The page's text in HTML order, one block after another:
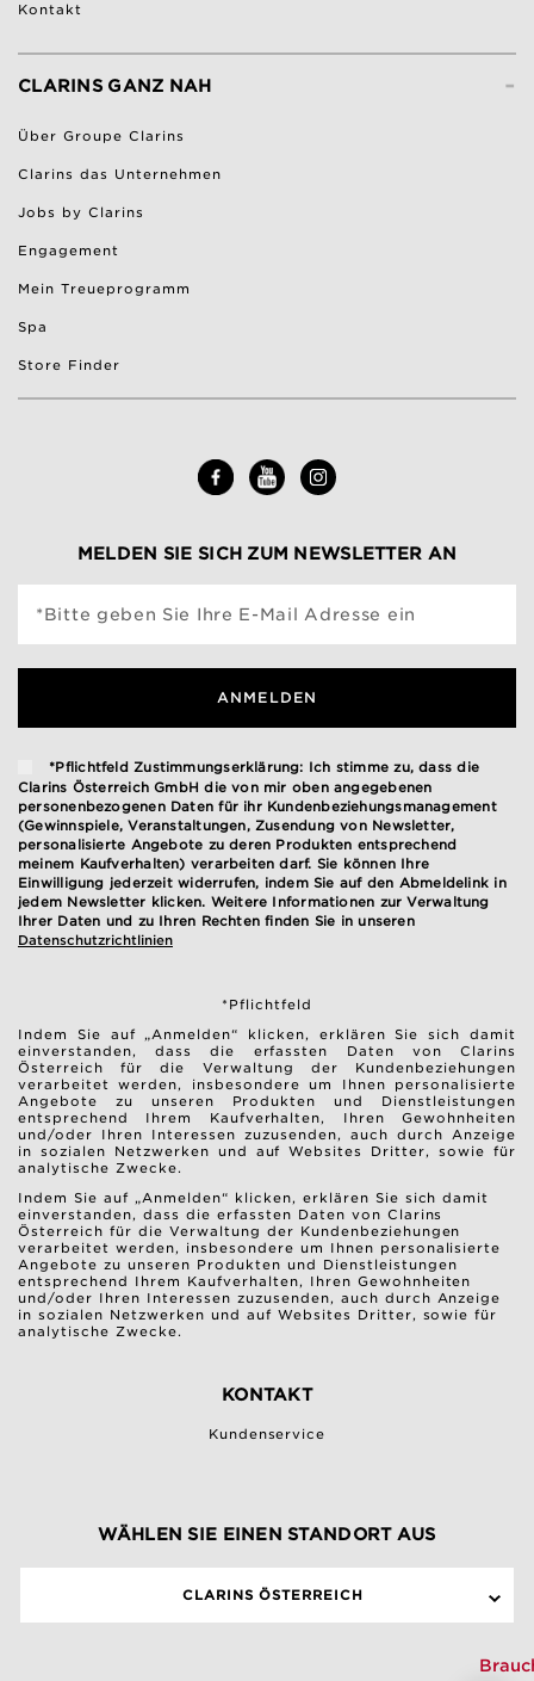
Kontakt
-
CLARINS GANZ NAH
Über Groupe Clarins
Clarins das Unternehmen
Jobs by Clarins
Engagement
Mein Treueprogramm
Spa
Store Finder
MELDEN SIE SICH ZUM NEWSLETTER AN
*Bitte geben Sie Ihre E-Mail Adresse ein
ANMELDEN
*Pflichtfeld Zustimmungserklärung: Ich stimme zu, dass die
Clarins Österreich GmbH die von mir oben angegebenen
personenbezogenen Daten für ihr Kundenbeziehungsmanagement
(Gewinnspiele, Veranstaltungen, Zusendung von Newsletter,
personalisierte Angebote zu deren Produkten entsprechend
meinem Kaufverhalten) verarbeiten darf. Sie können Ihre
Einwilligung jederzeit widerrufen, indem Sie auf den Abmeldelink in
jedem Newsletter klicken. Weitere Informationen zur Verwaltung
Ihrer Daten und zu Ihren Rechten finden Sie in unseren
Datenschutzrichtlinien
*Pflichtfeld
Indem Sie auf „Anmelden“ klicken, erklären Sie sich damit
einverstanden, dass die erfassten Daten von Clarins
Österreich für die Verwaltung der Kundenbeziehungen
verarbeitet werden, insbesondere um Ihnen personalisierte
Angebote zu unseren Produkten und Dienstleistungen
entsprechend Ihrem Kaufverhalten, Ihren Gewohnheiten
und/oder Ihren Interessen zuzusenden, auch durch Anzeige
in sozialen Netzwerken und auf Websites Dritter, sowie für
analytische Zwecke.
Indem Sie auf „Anmelden“ klicken, erklären Sie sich damit
einverstanden, dass die erfassten Daten von Clarins
Österreich für die Verwaltung der Kundenbeziehungen
verarbeitet werden, insbesondere um Ihnen personalisierte
Angebote zu unseren Produkten und Dienstleistungen
entsprechend Ihrem Kaufverhalten, Ihren Gewohnheiten
und/oder Ihren Interessen zuzusenden, auch durch Anzeige
in sozialen Netzwerken und auf Websites Dritter, sowie für
analytische Zwecke.
KONTAKT
Kundenservice
WÄHLEN SIE EINEN STANDORT AUS
CLARINS ÖSTERREICH